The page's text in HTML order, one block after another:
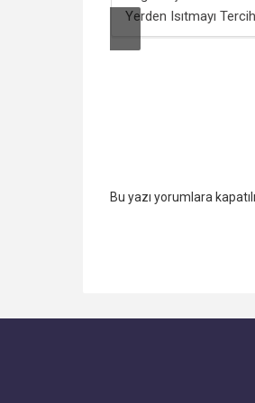
Yerden Isıtmayı
Bu yazı yorumlara